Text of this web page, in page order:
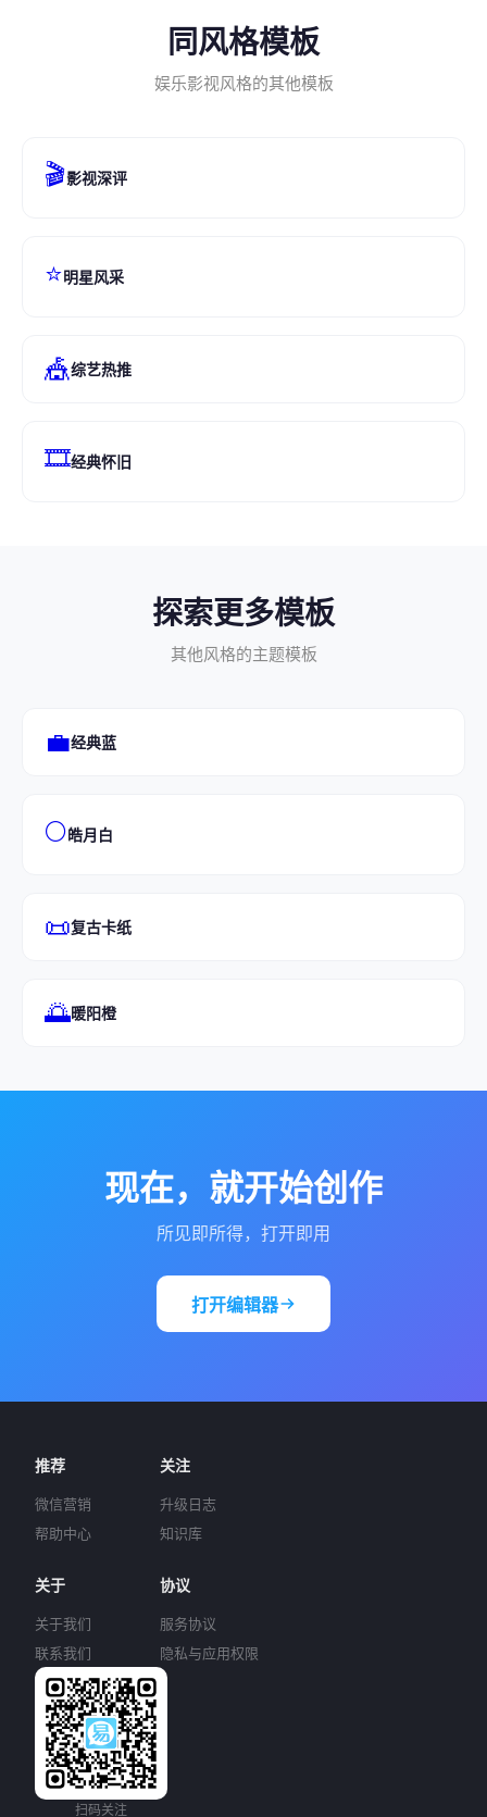
同风格模板
娱乐影视风格的其他模板
🎬影视深评
⭐明星风采
🎪综艺热推
🎞️经典怀旧
探索更多模板
其他风格的主题模板
💼经典蓝
🌕皓月白
📜复古卡纸
🌅暖阳橙
现在，就开始创作
所见即所得，打开即用
打开编辑器
推荐
微信营销
帮助中心
关注
升级日志
知识库
关于
关于我们
联系我们
协议
服务协议
隐私与应用权限
扫码关注